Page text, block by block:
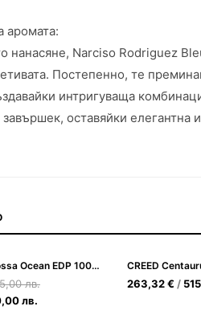
аромата:
нанасяне, Narciso Rodriguez
Постепенно, те
интригуваща
оставяйки елегантна
Prada Luna Rossa Ocean EDP 100ml - елегантен и свеж аромат за мъже
лв.
лв.
CREED
263,32€ /